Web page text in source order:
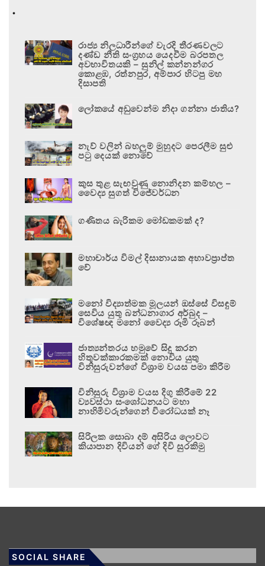
.
රාජ්‍ය නිලධාරීන්ගේ වැරදි තීරණවලට
දණ්ඩ නීති සංග්‍රහය යෙදවීම බරපතල
අවභාවිතයකි – සුනිල් කන්නන්ගර
කොළඹ, රත්නපුර, අම්පාර හිටපු මහ
දිසාපති
ලෝකයේ අඩුවෙන්ම නිදා ගන්නා ජාතිය?
නැව් වලින් බහලුම් මුහුදට පෙරලීම සුළු
පටු දෙයක් නොවේ
කුස තුළ සැඟවුණු නොනිදන කම්හල –
වෛද්‍ය සුගත් විජේවර්ධන
ගණිතය බැරිකම මෝඩකමක් ද?
මහාචාර්ය විමල් දිසානායක අභාවප්‍රාප්ත
වේ
මනෝ විද්‍යාත්මක මූලයන් ඔස්සේ විසඳුම්
සෙවිය යුතු බන්ධනාගාර අර්බුද –
විශේෂඥ මනෝ වෛද්‍ය රූමි රූබන්
ජාත්‍යන්තරය හමුවේ සිදු කරන
හිතුවක්කාරකමක් නොවිය යුතු
විනිසුරුවන්ගේ විශ්‍රාම වයස පමා කිරීම
විනිසුරු විශ්‍රාම වයස දිගු කිරීමේ 22
ව්‍යවස්ථා සංශෝධනයට මහා
නාහිමිවරුන්ගෙන් විරෝධයක් නෑ
සිරිලක සොබා දම් අසිරිය ලොවට
කියාපාන දිවියන් ගේ දිවි සුරකිමු
SOCIAL SHARE